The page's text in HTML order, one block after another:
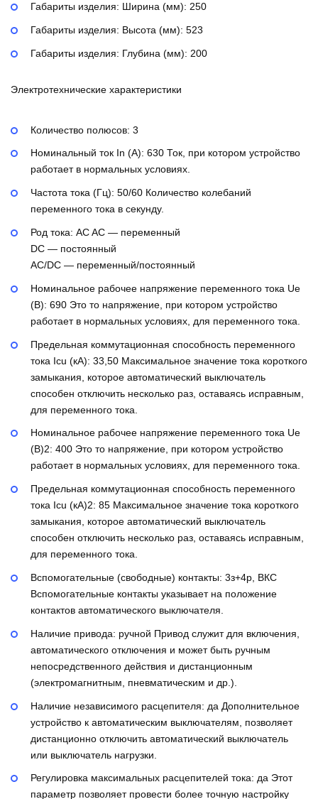
Габариты изделия: Ширина (мм): 250
Габариты изделия: Высота (мм): 523
Габариты изделия: Глубина (мм): 200
Электротехнические характеристики
Количество полюсов: 3
Номинальный ток In (А): 630 Ток, при котором устройство
работает в нормальных условиях.
Частота тока (Гц): 50/60 Количество колебаний
переменного тока в секунду.
Род тока: ACAC — переменный
DC — постоянный
AC/DC — переменный/постоянный
Номинальное рабочее напряжение переменного тока Ue
(В): 690 Это то напряжение, при котором устройство
работает в нормальных условиях, для переменного тока.
Предельная коммутационная способность переменного
тока Icu (кА): 33,50 Максимальное значение тока короткого
замыкания, которое автоматический выключатель
способен отключить несколько раз, оставаясь исправным,
для переменного тока.
Номинальное рабочее напряжение переменного тока Ue
(В)2: 400 Это то напряжение, при котором устройство
работает в нормальных условиях, для переменного тока.
Предельная коммутационная способность переменного
тока Icu (кА)2: 85 Максимальное значение тока короткого
замыкания, которое автоматический выключатель
способен отключить несколько раз, оставаясь исправным,
для переменного тока.
Вспомогательные (свободные) контакты: 3з+4р, ВКС
Вспомогательные контакты указывает на положение
контактов автоматического выключателя.
Наличие привода: ручной Привод служит для включения,
автоматического отключения и может быть ручным
непосредственного действия и дистанционным
(электромагнитным, пневматическим и др.).
Наличие независимого расцепителя: да Дополнительное
устройство к автоматическим выключателям, позволяет
дистанционно отключить автоматический выключатель
или выключатель нагрузки.
Регулировка максимальных расцепителей тока: да Этот
параметр позволяет провести более точную настройку